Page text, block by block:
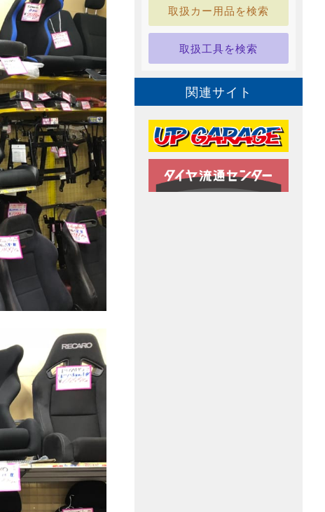
取扱カー用品を検索
取扱工具を検索
関連サイト